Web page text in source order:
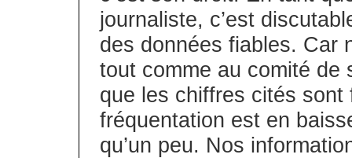
journaliste, c’est
des données fiables. Car
tout comme au comité de
que les chiffres cités sont
fréquentation est en
qu’un peu. Nos